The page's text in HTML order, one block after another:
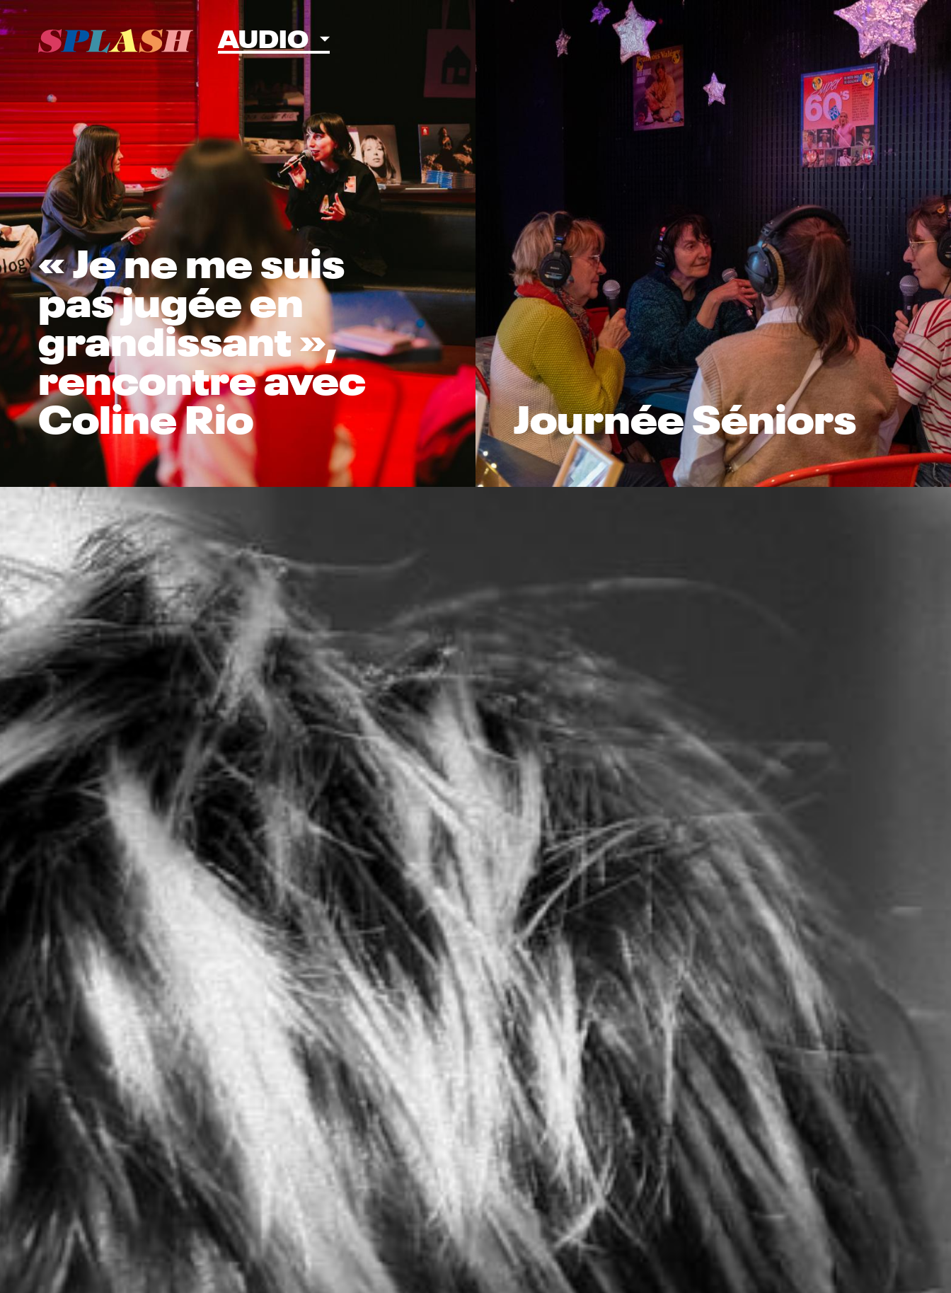
Aller au contenu principal
AUDIO
« Je ne me suis
pas jugée en
grandissant »,
rencontre avec
Coline Rio Journée Séniors